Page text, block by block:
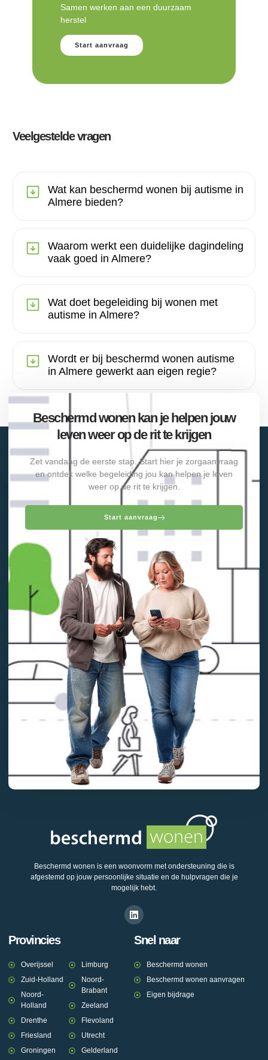
Samen werken aan een duurzaam
herstel
Start aanvraag
Veelgestelde vragen
Wat kan beschermd wonen bij autisme in
Almere bieden?
Waarom werkt een duidelijke dagindeling
vaak goed in Almere?
Wat doet begeleiding bij wonen met
autisme in Almere?
Wordt er bij beschermd wonen autisme
in Almere gewerkt aan eigen regie?
Beschermd wonen kan je helpen jouw
leven weer op de rit te krijgen
Zet vandaag de eerste stap. Start hier je zorgaanvraag
en ontdek welke begeleiding jou kan helpen je leven
weer op de rit te krijgen.
Start aanvraag
Beschermd wonen is een woonvorm met ondersteuning die is
afgestemd op jouw persoonlijke situatie en de hulpvragen die je
mogelijk hebt.
Provincies
Overijssel
Zuid-Holland
Noord-
Holland
Drenthe
Friesland
Groningen
Limburg
Noord-
Brabant
Zeeland
Flevoland
Utrecht
Gelderland
Snel naar
Beschermd wonen
Beschermd wonen aanvragen
Eigen bijdrage